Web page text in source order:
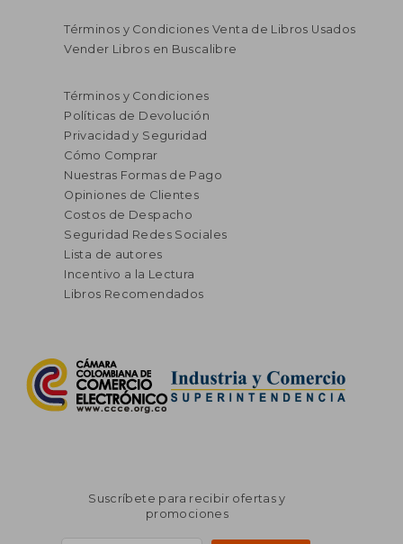
Términos y Condiciones Venta de Libros Usados
Vender Libros en Buscalibre
Términos y Condiciones
Políticas de Devolución
Privacidad y Seguridad
Cómo Comprar
Nuestras Formas de Pago
Opiniones de Clientes
Costos de Despacho
Seguridad Redes Sociales
Lista de autores
Incentivo a la Lectura
Libros Recomendados
Suscríbete para recibir ofertas y
promociones